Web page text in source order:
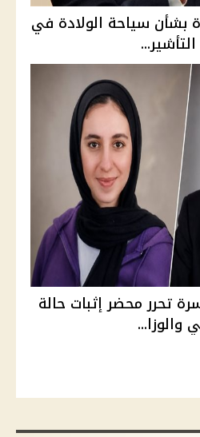
بشأن سياحة الولادة في
الأسرة تحرر محضر إثبات حالة